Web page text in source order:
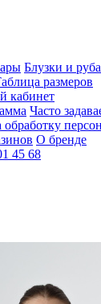
Блузки и
размеров
кабинет
Часто
О бренде
45 68